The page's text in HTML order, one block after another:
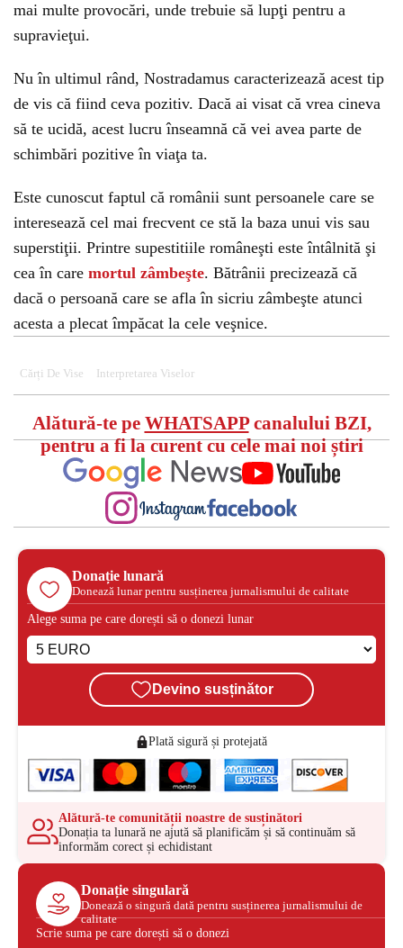
mai multe provocări, unde trebuie să lupţi pentru a
supravieţui.
Nu în ultimul rând, Nostradamus caracterizează acest tip
de vis că fiind ceva pozitiv. Dacă ai visat că vrea cineva
să te ucidă, acest lucru înseamnă că vei avea parte de
schimbări pozitive în viaţa ta.
Este cunoscut faptul că românii sunt persoanele care se
interesează cel mai frecvent ce stă la baza unui vis sau
superstiţii. Printre supestitiile româneşti este întâlnită şi
cea în care mortul zâmbeşte. Bătrânii precizează că
dacă o persoană care se afla în sicriu zâmbeşte atunci
acesta a plecat împăcat la cele veşnice.
Cărți De Vise Interpretarea Viselor
Alătură-te pe WHATSAPPcanalului BZI,
pentru a fi la curent cu cele mai noi știri
Donație lunară
Donează lunar pentru susținerea jurnalismului de calitate
Alege suma pe care dorești să o donezi lunar
Devino susținător
Plată sigură și protejată
Alătură-te comunității noastre de susținători
Donația ta lunară ne ajută să planificăm și să continuăm să
informăm corect și echidistant
Donație singulară
Donează o singură dată pentru susținerea jurnalismului de
calitate
Scrie suma pe care dorești să o donezi